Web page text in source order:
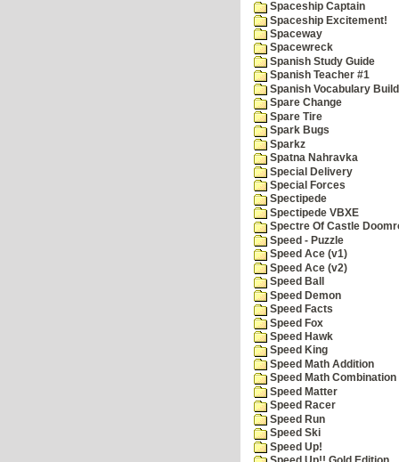
Spaceship Captain
Spaceship Excitement!
Spaceway
Spacewreck
Spanish Study Guide
Spanish Teacher #1
Spanish Vocabulary
Spare Change
Spare Tire
Spark Bugs
Sparkz
Spatna Nahravka
Special Delivery
Special Forces
Spectipede
Spectipede VBXE
Spectre Of Castle
Speed - Puzzle
Speed Ace (v1)
Speed Ace (v2)
Speed Ball
Speed Demon
Speed Facts
Speed Fox
Speed Hawk
Speed King
Speed Math Addition
Speed Math Combination
Speed Matter
Speed Racer
Speed Run
Speed Ski
Speed Up!